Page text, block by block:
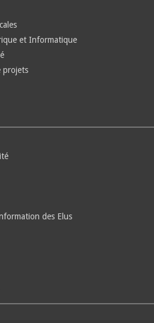
et Informatique
projets
des Elus